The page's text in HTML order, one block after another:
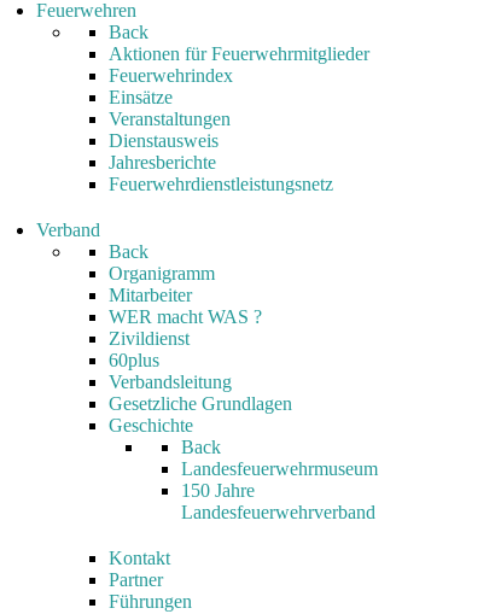
Feuerwehren
Back
Aktionen für Feuerwehrmitglieder
Feuerwehrindex
Einsätze
Veranstaltungen
Dienstausweis
Jahresberichte
Feuerwehrdienstleistungsnetz
Verband
Back
Organigramm
Mitarbeiter
WER macht WAS ?
Zivildienst
60plus
Verbandsleitung
Gesetzliche Grundlagen
Geschichte
Back
Landesfeuerwehrmuseum
150 Jahre
Landesfeuerwehrverband
Kontakt
Partner
Führungen